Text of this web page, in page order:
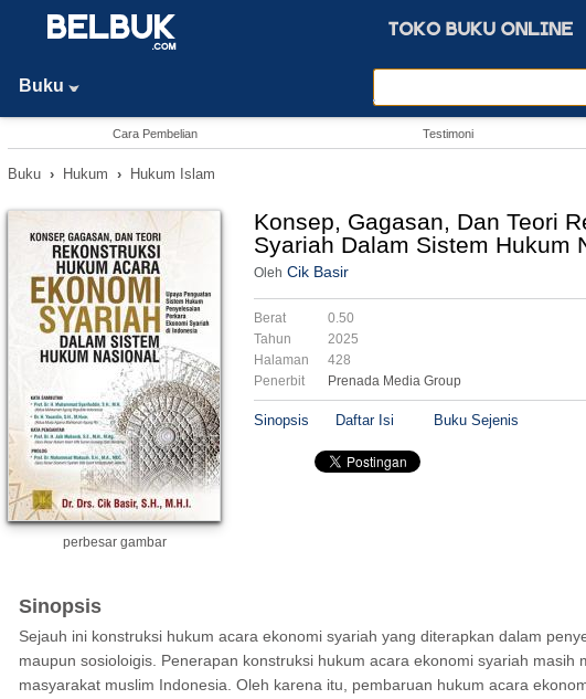
Buku
Cara Pembelian Testimoni
Buku › Hukum › Hukum Islam
perbesar gambar
Konsep, Gagasan, Dan Teori
Syariah Dalam Sistem Hukum
Oleh Cik Basir
Berat
0.50
Tahun
2025
Halaman
428
Penerbit
Prenada Media Group
Sinopsis Daftar Isi Buku Sejenis
Sinopsis
Sejauh ini konstruksi hukum acara ekonomi syariah yang diterapkan dalam
maupun sosioloigis. Penerapan konstruksi hukum acara ekonomi syariah
masyarakat muslim Indonesia. Oleh karena itu, pembaruan hukum acara